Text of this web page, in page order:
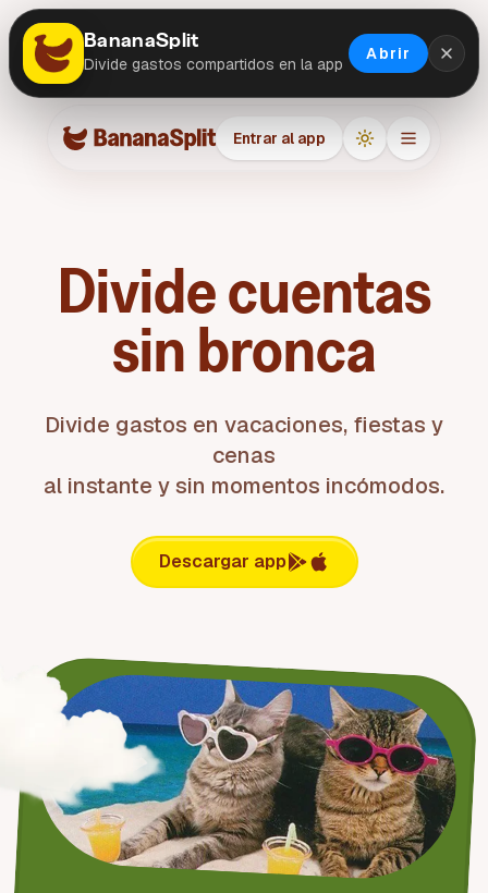
BananaSplit
Divide gastos compartidos en la app
Abrir
Entrar al app
Divide cuentas
sin bronca
Divide gastos en vacaciones, fiestas y
cenas
al instante y sin momentos incómodos.
Descargar app